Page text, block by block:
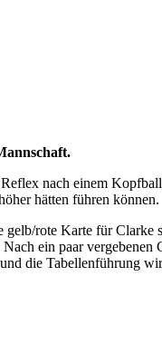
nach einem Kopfball
hätten führen können.
rote Karte für Clarke
ein paar vergebenen
die Tabellenführung